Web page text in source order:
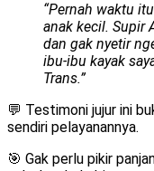
“Pernah waktu
anak kecil. Supir
dan gak nyetir
ibu-ibu kayak
Trans.”
💬 Testimoni jujur ini
sendiri pelayanannya.
🎯 Gak perlu pikir